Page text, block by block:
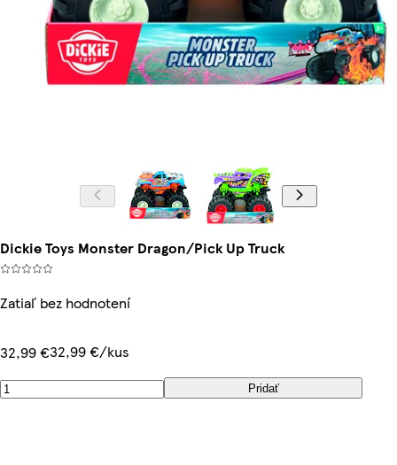
Dickie Toys Monster Dragon/Pick Up Truck
Zatiaľ bez hodnotení
32,99 €32,99 €/kus
Pridať